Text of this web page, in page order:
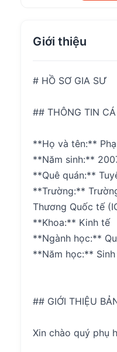
Giới thiệu
# HỒ SƠ GIA SƯ
## THÔNG TIN
**Họ và tên:**
**Năm sinh:**
**Quê quán:**
**Trường:**
Thương Quốc tế
**Khoa:** Kinh tế
**Ngành học:**
**Năm học:**
## GIỚI THIỆU
Xin chào quý phụ